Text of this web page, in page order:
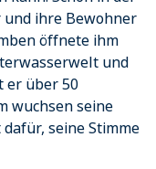
und ihre Bewohner
öffnete ihm
und
er über 50
wuchsen seine
seine Stimme